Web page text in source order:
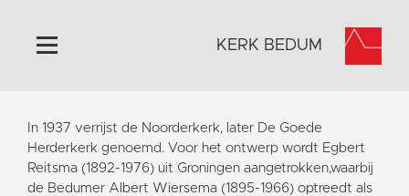
Home
Algemeen
Historie
KERK BEDUM
In 1937 verrijst de Noorderkerk, later De Goede
Herderkerk genoemd. Voor het ontwerp wordt Egbert
Reitsma (1892-1976) uit Groningen aangetrokken,waarbij
de Bedumer Albert Wiersema (1895-1966) optreedt als